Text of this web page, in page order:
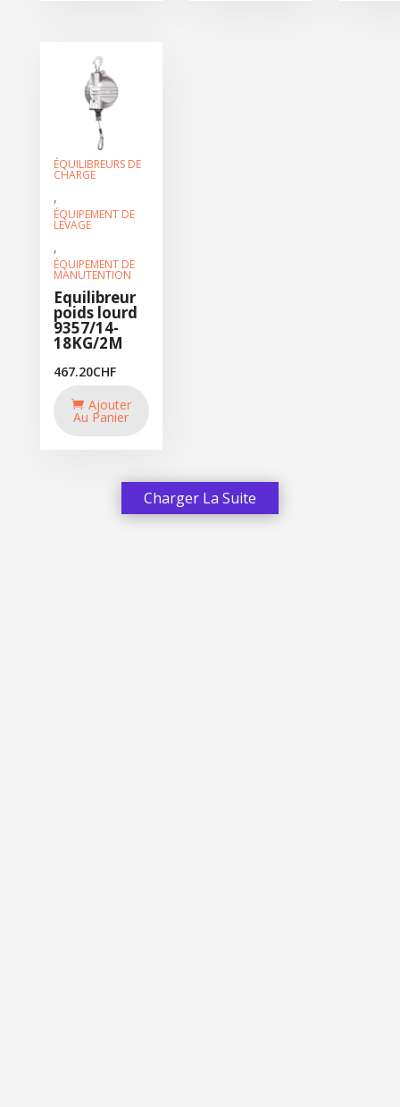
ÉQUILIBREURS DE
CHARGE
,
ÉQUIPEMENT DE
LEVAGE
,
ÉQUIPEMENT DE
MANUTENTION
Equilibreur
poids lourd
9357/14-
18KG/2M
467.20CHF
Ajouter
Au Panier
Charger La Suite